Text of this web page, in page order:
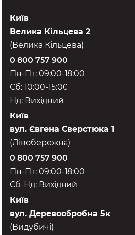
Київ
Велика Кільцева 2
(Велика Кільцева)
0 800 757 900
Пн-Пт: 09:00-18:00
Сб: 10:00-15:00
Нд: Вихідний
Київ
вул. Євгена Сверстюка 1
(Лівобережна)
0 800 757 900
Пн-Пт: 09:00-18:00
Сб-Нд: Вихідний
Київ
вул. Деревообробна 5к
(Видубичі)